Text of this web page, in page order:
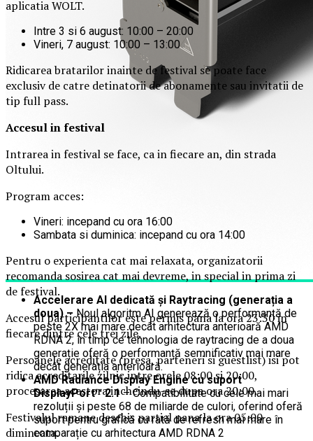
Accelerare AI dedicată și Raytracing (generația a
doua) –Noul algoritm AI generează o performanță de
peste 2X mai mare decât arhitectura anterioară AMD
RDNA 2, în timp ce tehnologia de raytracing de a doua
generație oferă o performanță semnificativ mai mare
decât generația anterioară.
AMD Radiance Display Engine cu suport
DisplayPort™ 2.1– Compatibilitate cu cele mai mari
rezoluții și peste 68 de miliarde de culori, oferind oferă
suport pentru grafică cu rată de refresh mai mare în
comparație cu arhitectura AMD RDNA 2
aplicatia WOLT.
Intre 3 si 6 august: 10:00 – 20:00
Vineri, 7 august: 10:00 – 13:00
Ridicarea bratarilor inainte de festival se poate face
exclusiv de catre detinatorii de abonamente sau invitatii de
tip full pass.
Accesul in festival
Intrarea in festival se face, ca in fiecare an, din strada
Oltului.
Program acces:
Vineri: incepand cu ora 16:00
Sambata si duminica: incepand cu ora 14:00
Pentru o experienta cat mai relaxata, organizatorii
recomanda sosirea cat mai devreme, in special in prima zi
de festival.
Accesul participantilor este permis pana la ora 23:30 in
fiecare dintre cele trei zile.
Persoanele acreditate (presa, parteneri si guestlist) isi pot
ridica acreditarile zilnic intre orele 08:00 si 20:00,
procesarea acestora incheindu-se dupa ora 20:00.
Festivalul ramane deschis partial pana la ora 05:00
dimineata.